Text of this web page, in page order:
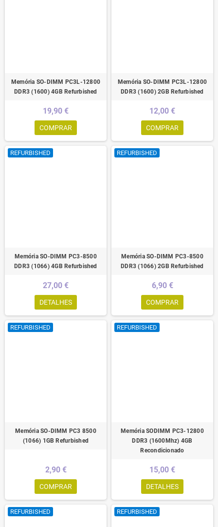
Memória SO-DIMM PC3L-12800
DDR3 (1600) 4GB Refurbished
19,90 €
COMPRAR
Memória SO-DIMM PC3L-12800
DDR3 (1600) 2GB Refurbished
12,00 €
COMPRAR
REFURBISHED
Memória SO-DIMM PC3-8500
DDR3 (1066) 4GB Refurbished
27,00 €
DETALHES
REFURBISHED
Memória SO-DIMM PC3-8500
DDR3 (1066) 2GB Refurbished
6,90 €
COMPRAR
REFURBISHED
Memória SO-DIMM PC3 8500
(1066) 1GB Refurbished
2,90 €
COMPRAR
REFURBISHED
Memória SODIMM PC3-12800
DDR3 (1600Mhz) 4GB
Recondicionado
15,00 €
DETALHES
REFURBISHED REFURBISHED